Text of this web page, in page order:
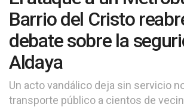
Barrio del Cristo
debate sobre la
Aldaya
Un acto vandálico deja sin servicio
transporte público a cientos de